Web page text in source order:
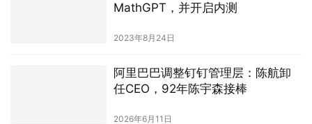
MathGPT，并开启内测
2023年8月24日
阿里巴巴调整钉钉管理层：陈航卸
任CEO，92年陈宇森接棒
2026年6月11日